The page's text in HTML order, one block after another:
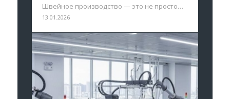
Швейное производство — это не просто…
13.01.2026